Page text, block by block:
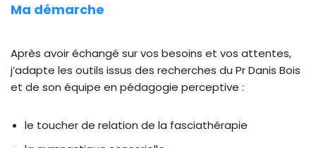
Ma démarche
Après avoir échangé sur vos besoins et vos attentes,
j’adapte les outils issus des recherches du Pr Danis Bois
et de son équipe en pédagogie perceptive :
le toucher de relation de la fasciathérapie